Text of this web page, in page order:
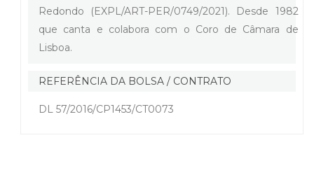
Redondo (EXPL/ART-PER/0749/2021). Desde 1982
que canta e colabora com o Coro de Câmara de
Lisboa.
REFERÊNCIA DA BOLSA / CONTRATO
DL 57/2016/CP1453/CT0073